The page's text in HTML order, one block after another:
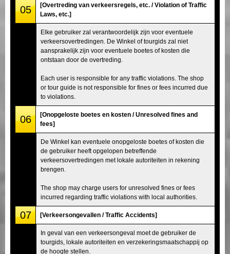
05
[Overtreding van verkeersregels, etc. / Violation of Traffic
Laws, etc.]
Elke gebruiker zal verantwoordelijk zijn voor eventuele
verkeersovertredingen. De Winkel of tourgids zal niet
aansprakelijk zijn voor eventuele boetes of kosten die
ontstaan door de overtreding.
Each user is responsible for any traffic violations. The shop
or tour guide is not responsible for fines or fees incurred due
to violations.
06
[Onopgeloste boetes en kosten / Unresolved fines and
fees]
De Winkel kan eventuele onopgeloste boetes of kosten die
de gebruiker heeft opgelopen betreffende
verkeersovertredingen met lokale autoriteiten in rekening
brengen.
The shop may charge users for unresolved fines or fees
incurred regarding traffic violations with local authorities.
07 [Verkeersongevallen / Traffic Accidents]
In geval van een verkeersongeval moet de gebruiker de
tourgids, lokale autoriteiten en verzekeringsmaatschappij op
de hoogte stellen.